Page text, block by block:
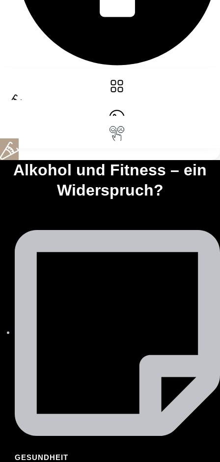
Alkohol und Fitness – ein
Widerspruch?
GESUNDHEIT